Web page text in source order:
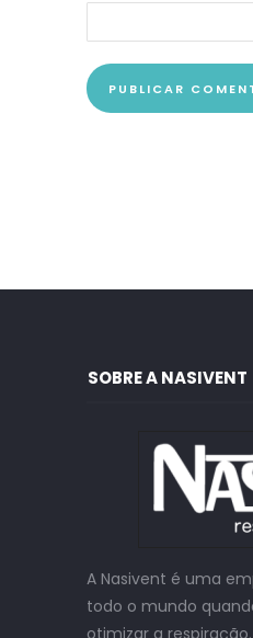
SOBRE A NASIVENT
A Nasivent é uma
todo o mundo
otimizar a